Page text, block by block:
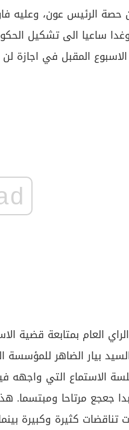
الرئيس عون، وعليه
وغدا ساعيا الى تشكيل
المقبل في اجازة
العام بمتابعة قضية
بيار الضاهر للمؤسسة
الاستماع التي واجهه
جعجع مرتاحا
كثيرة وكبيرة